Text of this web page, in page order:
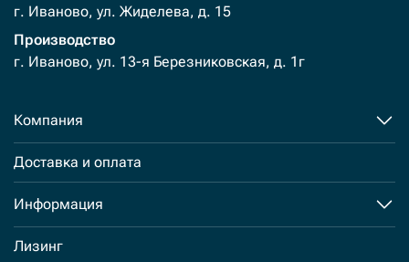
г. Иваново, ул. Жиделева, д. 15
Производство
г. Иваново, ул. 13-я Березниковская, д. 1г
Компания
Доставка и оплата
Информация
Лизинг